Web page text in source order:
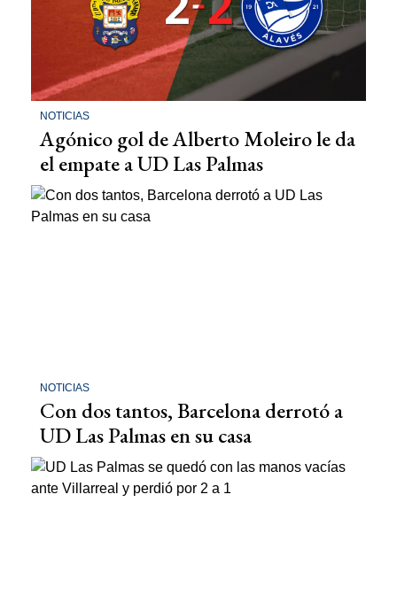
NOTICIAS
Agónico gol de Alberto Moleiro le da
el empate a UD Las Palmas
NOTICIAS
Con dos tantos, Barcelona derrotó a
UD Las Palmas en su casa